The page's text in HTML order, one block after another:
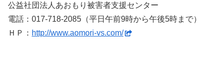
公益社団法人あおもり被害者支援センター
電話：017-718-2085（平日午前9時から午後5時まで）
ＨＰ： http://www.aomori-vs.com/